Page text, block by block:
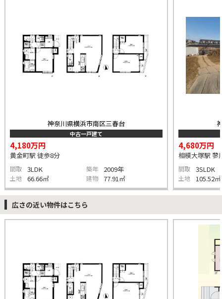
神奈川県横浜市南区三春台
中古一戸建て
4,180万円
黄金町駅 徒歩8分
間取 3LDK 築年 2009年
土地 66.66㎡ 建物 77.91㎡
4,680万円
相模大塚駅 蓼
間取 3SLDK
土地 105.52㎡
広さの近い物件はこちら